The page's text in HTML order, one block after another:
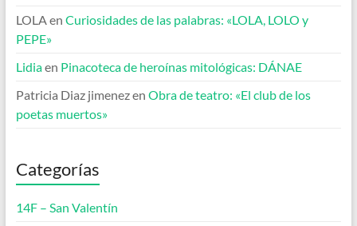
LOLA en Curiosidades de las palabras: «LOLA, LOLO y
PEPE»
Lidiaen Pinacoteca de heroínas mitológicas: DÁNAE
Patricia Diaz jimenezen Obra de teatro: «El club de los
poetas muertos»
Categorías
14F – San Valentín